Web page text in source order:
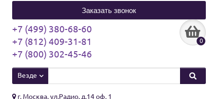
Заказать звонок
+7 (499) 380-68-60
+7 (812) 409-31-81
+7 (800) 302-45-46
0
Везде
г. Москва, ул.Радио, д.14 оф. 1